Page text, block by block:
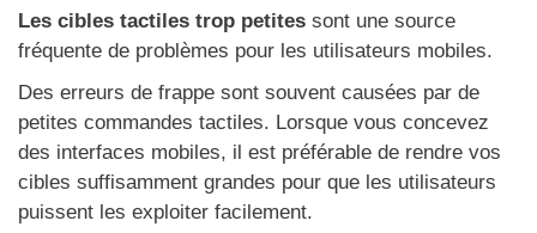
Les cibles tactiles trop petites sont une source
fréquente de problèmes pour les utilisateurs mobiles.
Des erreurs de frappe sont souvent causées par de
petites commandes tactiles. Lorsque vous concevez
des interfaces mobiles, il est préférable de rendre vos
cibles suffisamment grandes pour que les utilisateurs
puissent les exploiter facilement.